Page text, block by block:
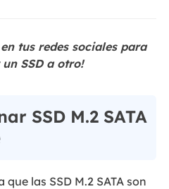
tus redes sociales para
SSD a otro!
SSD M.2 SATA
las SSD M.2 SATA son